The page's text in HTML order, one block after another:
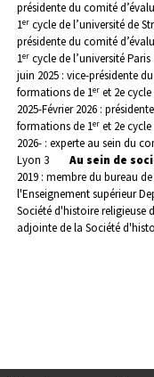
présidente du comité
1er cycle de l’université de
présidente du comité
1er cycle de l’université
juin 2025 : vice-présidente
formations de 1er et 2e
2025-Février 2026 :
formations de 1er et 2e
2026- : experte au sein du
Lyon 3
Au sein de
2019 : membre du bureau
l'Enseignement supérieur
Société d'histoire religieuse
adjointe de la Société